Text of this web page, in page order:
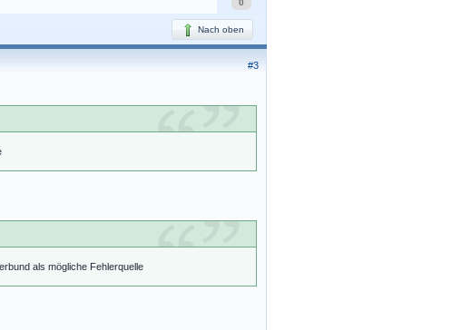
0
Nach oben
#3
als mögliche Fehlerquelle